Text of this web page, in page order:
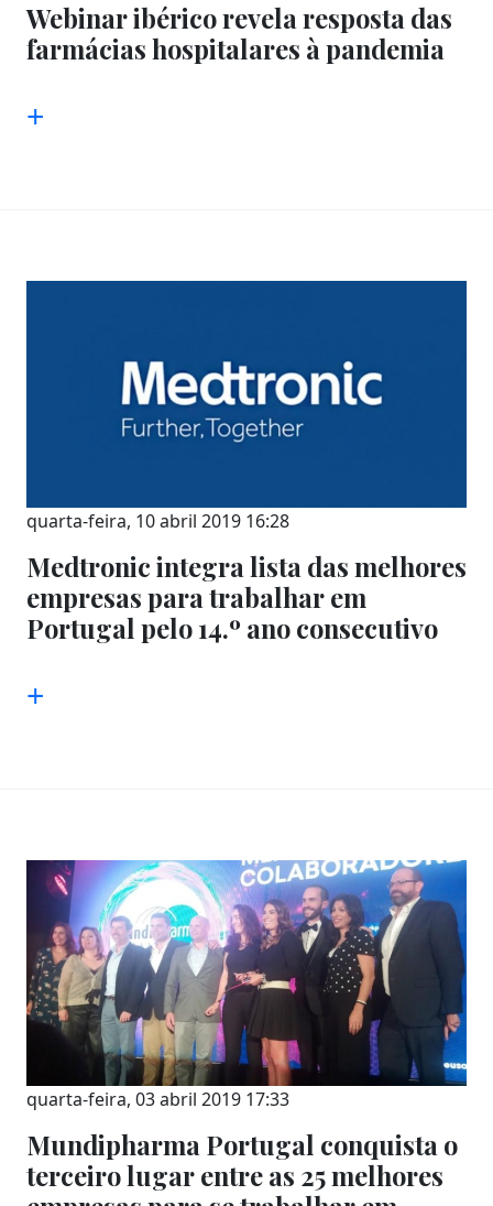
Webinar ibérico revela resposta das
farmácias hospitalares à pandemia
+
quarta-feira, 10 abril 2019 16:28
Medtronic integra lista das melhores
empresas para trabalhar em
Portugal pelo 14.º ano consecutivo
+
quarta-feira, 03 abril 2019 17:33
Mundipharma Portugal conquista o
terceiro lugar entre as 25 melhores